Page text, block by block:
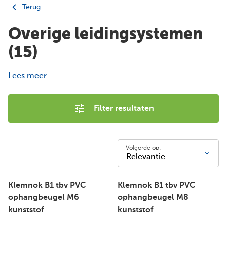
Terug
Overige leidingsystemen
(15)
Lees meer
Filter resultaten
Volgorde op:
Klemnok B1 tbv PVC
ophangbeugel M6
kunststof
Klemnok B1 tbv PVC
ophangbeugel M8
kunststof